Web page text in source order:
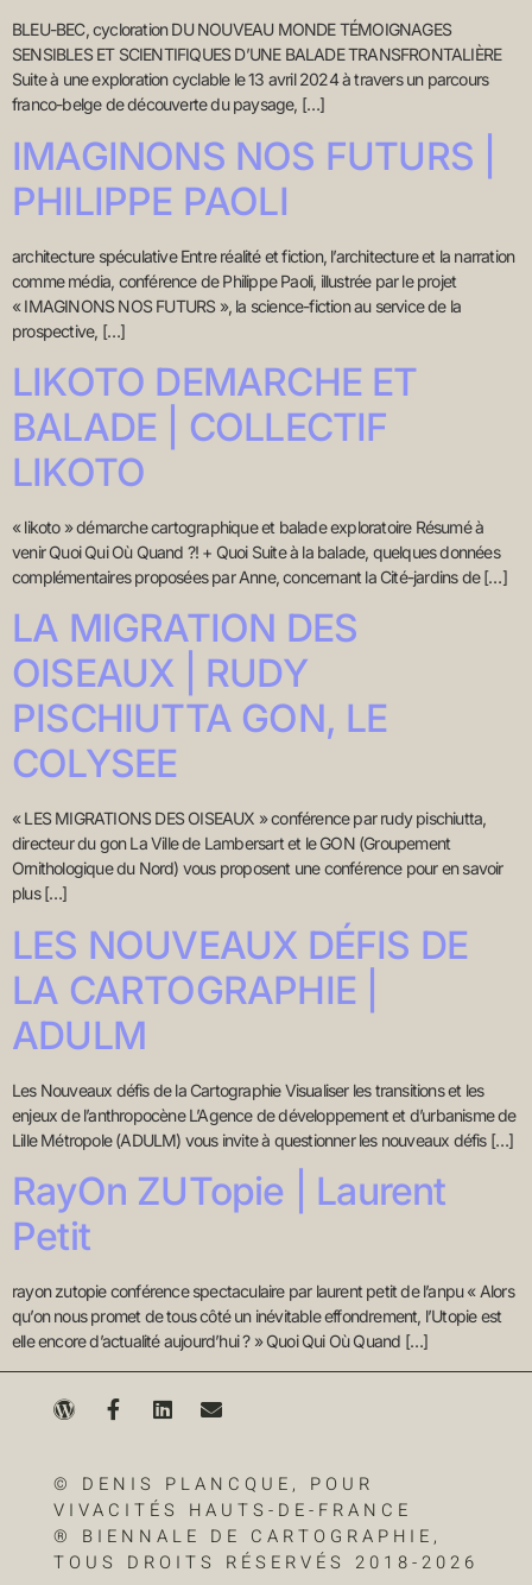
BLEU-BEC, cycloration DU NOUVEAU MONDE TÉMOIGNAGES
SENSIBLES ET SCIENTIFIQUES D’UNE BALADE TRANSFRONTALIÈRE
Suite à une exploration cyclable le 13 avril 2024 à travers un parcours
franco-belge de découverte du paysage, […]
IMAGINONS NOS FUTURS |
PHILIPPE PAOLI
architecture spéculative Entre réalité et fiction, l’architecture et la narration
comme média, conférence de Philippe Paoli, illustrée par le projet
« IMAGINONS NOS FUTURS », la science-fiction au service de la
prospective, […]
LIKOTO DEMARCHE ET
BALADE | COLLECTIF
LIKOTO
« likoto » démarche cartographique et balade exploratoire Résumé à
venir Quoi Qui Où Quand ?! + Quoi Suite à la balade, quelques données
complémentaires proposées par Anne, concernant la Cité-jardins de […]
LA MIGRATION DES
OISEAUX | RUDY
PISCHIUTTA GON, LE
COLYSEE
« LES MIGRATIONS DES OISEAUX » conférence par rudy pischiutta,
directeur du gon La Ville de Lambersart et le GON (Groupement
Ornithologique du Nord) vous proposent une conférence pour en savoir
plus […]
LES NOUVEAUX DÉFIS DE
LA CARTOGRAPHIE |
ADULM
Les Nouveaux défis de la Cartographie Visualiser les transitions et les
enjeux de l’anthropocène L’Agence de développement et d’urbanisme de
Lille Métropole (ADULM) vous invite à questionner les nouveaux défis […]
RayOn ZUTopie | Laurent
Petit
rayon zutopie conférence spectaculaire par laurent petit de l’anpu « Alors
qu’on nous promet de tous côté un inévitable effondrement, l’Utopie est
elle encore d’actualité aujourd’hui ? » Quoi Qui Où Quand […]
© DENIS PLANCQUE, POUR
VIVACITÉS HAUTS-DE-FRANCE
® BIENNALE DE CARTOGRAPHIE,
TOUS DROITS RÉSERVÉS 2018-2026